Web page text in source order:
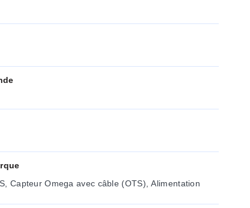
Capteur Omega avec câble (OTS), Alimentation